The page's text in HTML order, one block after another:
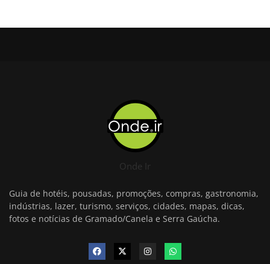
Onde Ir
Guia de hotéis, pousadas, promoções, compras, gastronomia,
indústrias, lazer, turismo, serviços, cidades, mapas, dicas,
fotos e notícias de Gramado/Canela e Serra Gaúcha.